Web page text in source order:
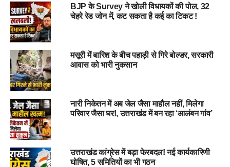
गया है।
BJP के Survey ने खोली विधायकों की पोल, 32
चेहरे रेड जोन में, कट सकता है कई का टिकट !
मसूरी में बारिश के बीच पहाड़ी से गिरे बोल्डर, सरकारी
आवास को भारी नुकसान
नारी निकेतन में अब जेल जैसा माहौल नहीं, मिलेगा
परिवार जैसा घर!, उत्तराखंड में बन रहा ‘आलंबन गांव’
उत्तराखंड कांग्रेस में बड़ा फेरबदल! नई कार्यकारिणी
घोषित, 5 समितियों का भी गठन